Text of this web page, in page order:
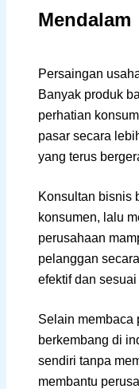
Mendalam
Persaingan
Banyak produk
perhatian
pasar secara
yang terus
Konsultan bisnis
konsumen, lalu
perusahaan
pelanggan
efektif dan
Selain membaca
berkembang di
sendiri tanpa
membantu